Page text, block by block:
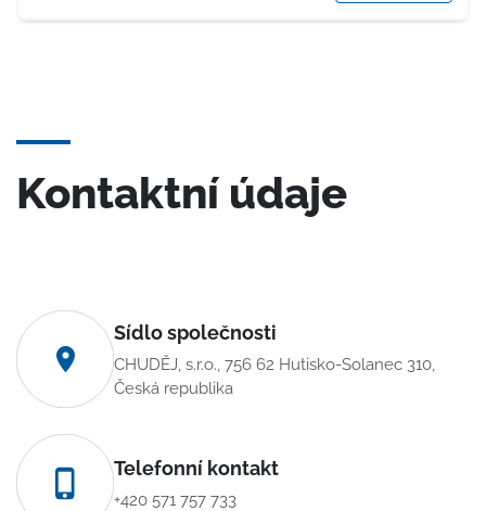
Kontaktní údaje
Sídlo společnosti
CHUDĚJ, s.r.o., 756 62 Hutisko-Solanec 310,
Česká republika
Telefonní kontakt
+420 571 757 733